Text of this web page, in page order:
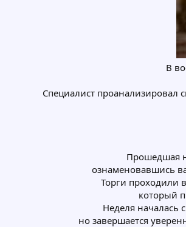
В
Специалист
Прошедшая
ознаменовавшись
Торги проходили
который
Неделя началась
но завершается